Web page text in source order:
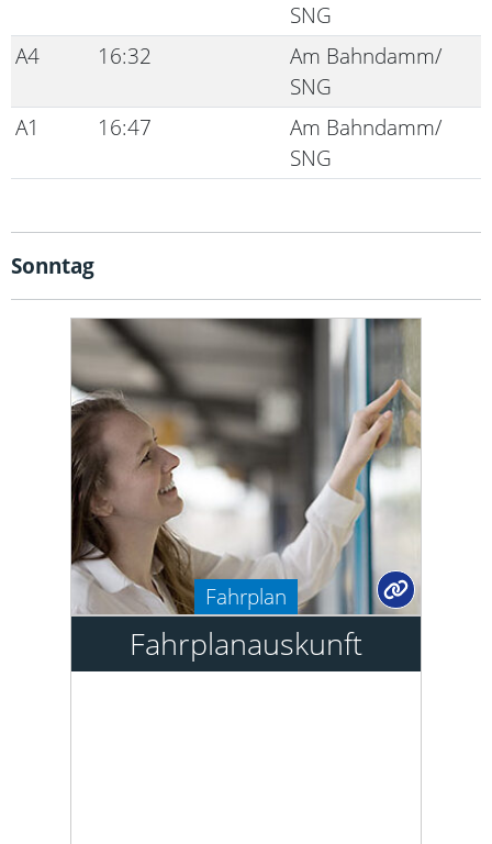
SNG
A4
16:32
Am Bahndamm/
SNG
A1
16:47
Am Bahndamm/
SNG
Sonntag
Fahrplan
Fahrplanauskunft